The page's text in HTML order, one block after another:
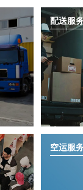
配送服
空运服